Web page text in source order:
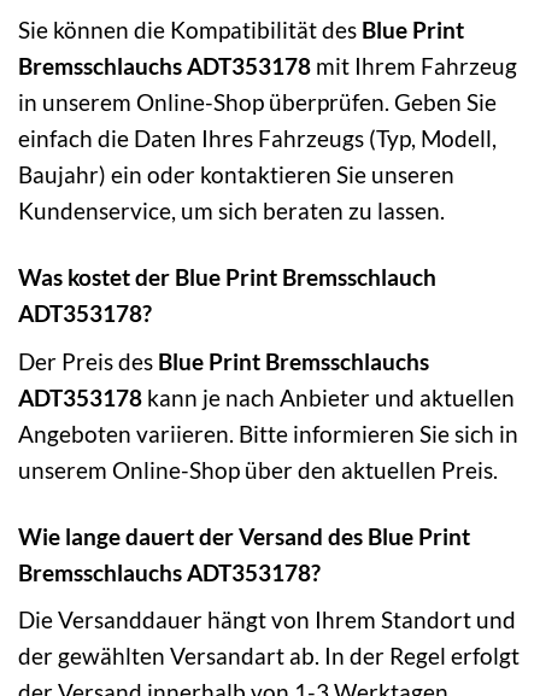
Sie können die Kompatibilität des Blue Print
Bremsschlauchs ADT353178 mit Ihrem Fahrzeug
in unserem Online-Shop überprüfen. Geben Sie
einfach die Daten Ihres Fahrzeugs (Typ, Modell,
Baujahr) ein oder kontaktieren Sie unseren
Kundenservice, um sich beraten zu lassen.
Was kostet der Blue Print Bremsschlauch
ADT353178?
Der Preis des Blue Print Bremsschlauchs
ADT353178 kann je nach Anbieter und aktuellen
Angeboten variieren. Bitte informieren Sie sich in
unserem Online-Shop über den aktuellen Preis.
Wie lange dauert der Versand des Blue Print
Bremsschlauchs ADT353178?
Die Versanddauer hängt von Ihrem Standort und
der gewählten Versandart ab. In der Regel erfolgt